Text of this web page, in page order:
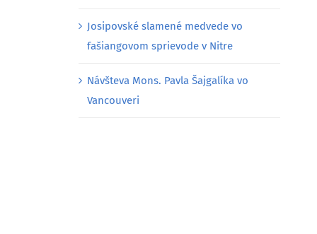
Josipovské slamené medvede vo
fašiangovom sprievode v Nitre
Návšteva Mons. Pavla Šajgalíka vo
Vancouveri